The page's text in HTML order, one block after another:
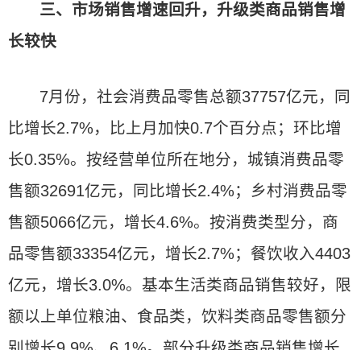
三、市场销售增速回升，升级类商品销售增
长较快
7月份，社会消费品零售总额37757亿元，同
比增长2.7%，比上月加快0.7个百分点；环比增
长0.35%。按经营单位所在地分，城镇消费品零
售额32691亿元，同比增长2.4%；乡村消费品零
售额5066亿元，增长4.6%。按消费类型分，商
品零售额33354亿元，增长2.7%；餐饮收入4403
亿元，增长3.0%。基本生活类商品销售较好，限
额以上单位粮油、食品类，饮料类商品零售额分